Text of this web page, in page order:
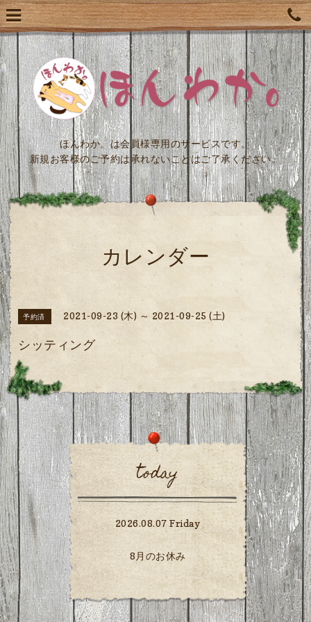
ほんわか。は会員様専用のサービスです。
新規お客様のご予約は承れないことはご了承ください。
カレンダー
予約済 2021-09-23 (木) ～ 2021-09-25 (土)
シッティング
today
2026.08.07 Friday
8月のお休み